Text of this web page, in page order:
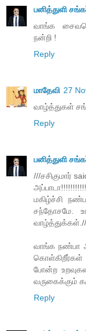
பனித்துளி
வாங்க
நன்றி !
Reply
மாதேவி 27
வாழ்த்துகள்
Reply
பனித்துளி
///சசிகுமார்
மகிழ்ச்சி
சந்தோசமே.
வாங்க நண்பா
போன்ற
வருகைக்கும்
Reply